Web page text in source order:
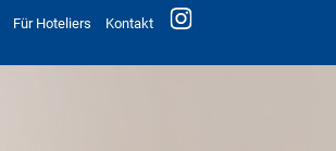
Für Hoteliers
Kontakt